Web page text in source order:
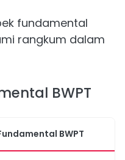
fundamental
rangkum dalam
BWPT
BWPT